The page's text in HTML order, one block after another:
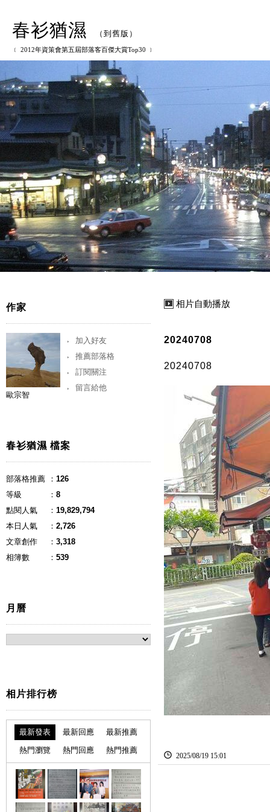
春衫猶濕 （ 到舊版 ）
﹝ 2012年資策會第五屆部落客百傑大賞Top30 ﹞
相片自動播放
20240708
20240708
2025/08/19 15:01
作家
加入好友
推薦部落格
訂閱關注
留言給他
歐宗智
春衫猶濕 檔案
部落格推薦 ： 126
等級
： 8
點閱人氣
： 19,829,794
本日人氣
： 2,726
文章創作
： 3,318
相簿數
： 539
月曆
相片排行榜
最新發表 最新回應
最新推薦
熱門瀏覽
熱門回應 熱門推薦